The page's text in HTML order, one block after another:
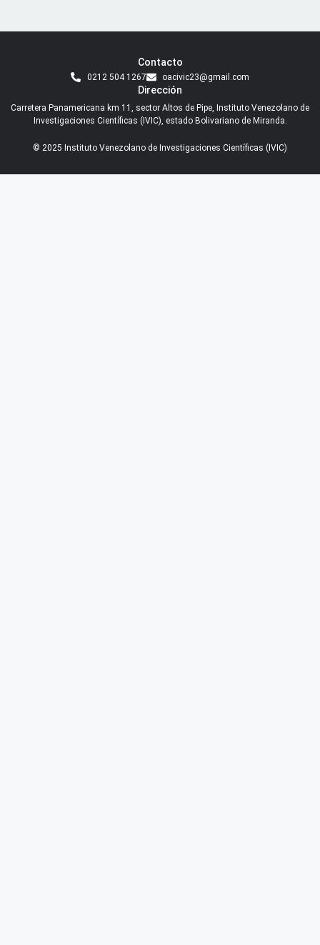
Contacto
0212 504 1267 oacivic23@gmail.com
Dirección
Carretera Panamericana km 11, sector Altos de Pipe, Instituto Venezolano de
Investigaciones Científicas (IVIC), estado Bolivariano de Miranda.
© 2025 Instituto Venezolano de Investigaciones Científicas (IVIC)